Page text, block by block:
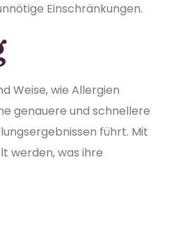
Einschränkungen.
Weise, wie Allergien
genauere und schnellere
führt. Mit
werden, was ihre